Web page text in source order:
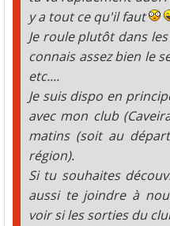
y a tout ce qu'il faut
Je roule plutôt dans
connais assez bien le
etc....
Je suis dispo en
avec mon club
matins (soit au
région).
Si tu souhaites
aussi te joindre à
voir si les sorties du